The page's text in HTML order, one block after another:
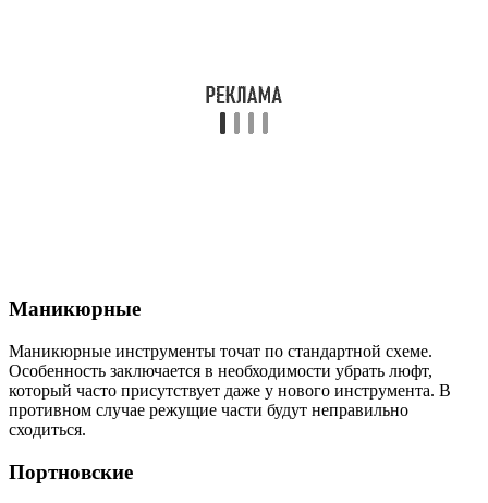
Маникюрные
Маникюрные инструменты точат по стандартной схеме.
Особенность заключается в необходимости убрать люфт,
который часто присутствует даже у нового инструмента. В
противном случае режущие части будут неправильно
сходиться.
Портновские